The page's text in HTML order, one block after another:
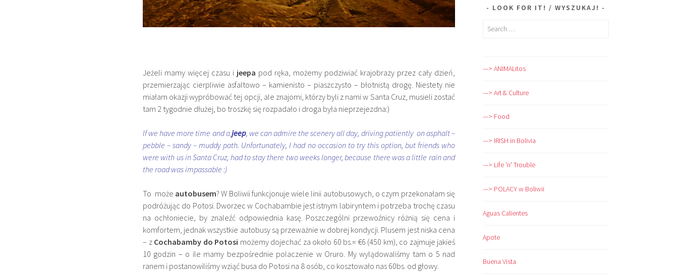
Jeżeli mamy więcej czasu i jeepa pod ręka, możemy podziwiać krajobrazy przez cały dzień,
przemierzając cierpliwie asfaltowo – kamienisto – piaszczysto – błotnistą drogę. Niestety nie
miałam okazji wypróbować tej opcji, ale znajomi, którzy byli z nami w Santa Cruz, musieli zostać
tam 2 tygodnie dłużej, bo troszkę się rozpadało i droga była nieprzejezdna:)
If we have more time and ajeep, we can admire the scenery all day, driving patiently on asphalt –
pebble – sandy – muddy path. Unfortunately, I had no occasion to try this option, but friends who
were with us in Santa Cruz, had to stay there two weeks longer, because there was a little rain and
the road was impassable :)
To może autobusem? W Boliwii funkcjonuje wiele linii autobusowych, o czym przekonałam się
podróżując do Potosi. Dworzec w Cochabambie jest istnym labiryntem i potrzeba trochę czasu
na ochłoniecie, by znaleźć odpowiednia kasę. Poszczególni przewoźnicy różnią się cena i
komfortem, jednak wszystkie autobusy są przeważnie w dobrej kondycji. Plusem jest niska cena
– z Cochabamby do Potosi możemy dojechać za około 60 bs.= €6 (450 km), co zajmuje jakieś
10 godzin – o ile mamy bezpośrednie polaczenie w Oruro. My wylądowaliśmy tam o 5 nad
ranem i postanowiliśmy wziąć busa do Potosi na 8 osób, co kosztowało nas 60bs. od głowy.
LOOK FOR IT! / WYSZUKAJ!
Search
—> ANIMALitos
—> Art & Culture
—> Food
—> IRISH in Bolivia
—> Life 'n' Trouble
—> POLACY w Boliwii
Aguas Calientes
Apote
Buena Vista